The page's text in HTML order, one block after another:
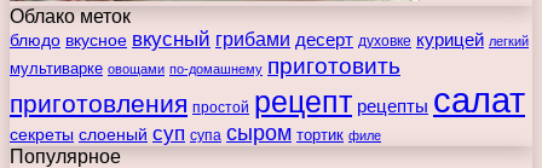
Облако меток
блюдо вкусное вкусный грибами десерт духовке курицей легкий
мультиварке овощами по-домашнему приготовить
приготовления простой рецепт рецепты салат
секреты слоеный суп супа сыром тортик филе
Популярное